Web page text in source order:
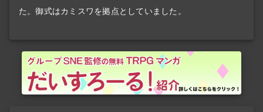
た。御式はカミスワを拠点としていました。